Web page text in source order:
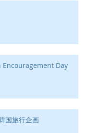
Day
国旅行企画